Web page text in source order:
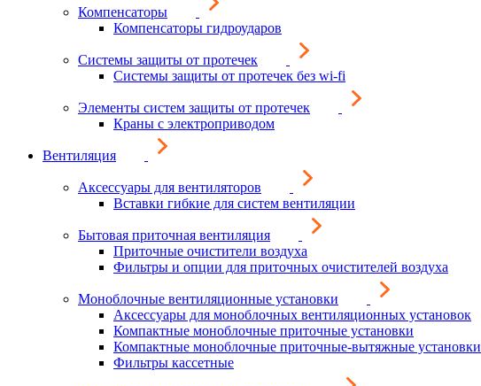
Компенсаторы
Компенсаторы гидроударов
Системы защиты от протечек
Системы защиты от протечек без wi-fi
Элементы систем защиты от протечек
Краны с электроприводом
Вентиляция
Аксессуары для вентиляторов
Вставки гибкие для систем вентиляции
Бытовая приточная вентиляция
Приточные очистители воздуха
Фильтры и опции для приточных очистителей воздуха
Моноблочные вентиляционные установки
Аксессуары для моноблочных вентиляционных установок
Компактные моноблочные приточные установки
Компактные моноблочные приточные-вытяжные установки
Фильтры кассетные